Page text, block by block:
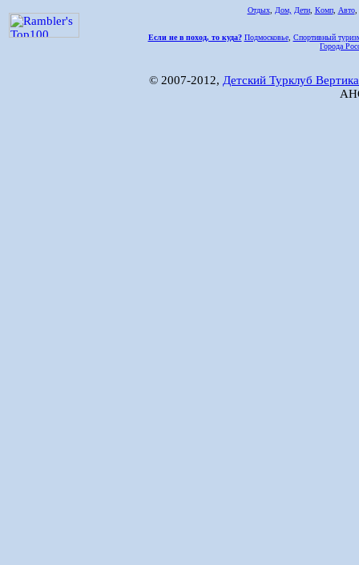
Отдых, Дом, Дети, Комп, Авто,
Если не в поход, то куда? Подмосковье, Спортивный
Города
© 2007-2012, Детский Турклуб